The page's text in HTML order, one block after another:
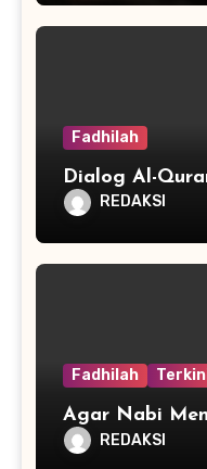
Fadhilah
Dialog Al-
REDAKSI
Fadhilah
Agar Nabi
REDAKSI